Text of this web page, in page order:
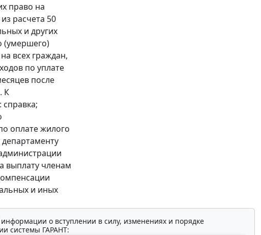
право на
расчета 50
и других
(умершего)
всех граждан,
по уплате
после
К
оплате жилого
выплату членам
и иных
о вступлении в силу, изменениях и порядке
системы ГАРАНТ: